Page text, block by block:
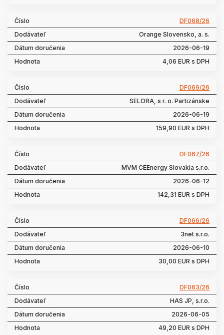
DF068/26
Orange Slovensko, a. s.
2026-06-19
4,06 EUR s DPH
DF069/26
SELORA, s r. o. Partizánske
2026-06-19
159,90 EUR s DPH
DF067/26
MVM CEEnergy Slovakia s.r.o.
2026-06-12
142,31 EUR s DPH
DF066/26
3net s.r.o.
2026-06-10
30,00 EUR s DPH
DF063/26
HAS JP, s.r.o.
2026-06-05
49,20 EUR s DPH